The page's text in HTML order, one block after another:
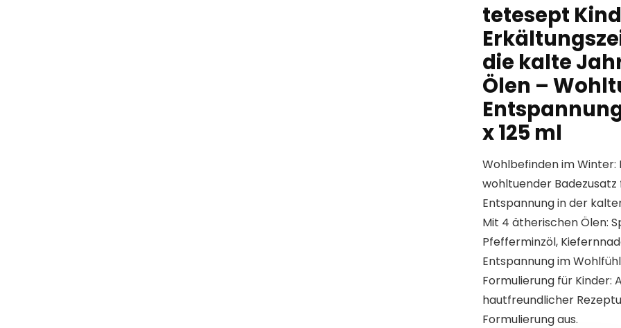
tetesept
die kalte
Ölen –
x 125 ml
Wohlbefinden im
wohltuender
Entspannung in der
Mit 4 ätherischen Ölen:
Pfefferminzöl,
Entspannung im
Formulierung für Kinder:
hautfreundlicher
Formulierung aus.